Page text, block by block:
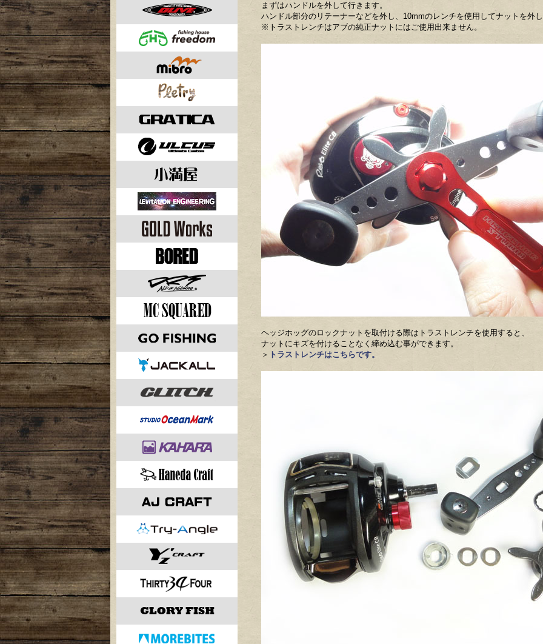
まずはハンドルを外して行きます。
ハンドル部分のリテーナーなどを外し、10mmのレンチを使用してナットを外
※トラストレンチはアブの純正ナットにはご使用出来ません。
ヘッジホッグのロックナットを取付ける際はトラストレンチを使用すると、
ナットにキズを付けることなく締め込む事ができます。
＞ トラストレンチはこちらです。